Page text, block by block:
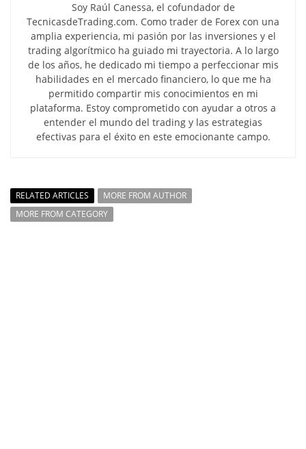
Soy Raúl Canessa, el cofundador de
TecnicasdeTrading.com. Como trader de Forex con una
amplia experiencia, mi pasión por las inversiones y el
trading algorítmico ha guiado mi trayectoria. A lo largo
de los años, he dedicado mi tiempo a perfeccionar mis
habilidades en el mercado financiero, lo que me ha
permitido compartir mis conocimientos en mi
plataforma. Estoy comprometido con ayudar a otros a
entender el mundo del trading y las estrategias
efectivas para el éxito en este emocionante campo.
RELATED ARTICLES
MORE FROM AUTHOR
MORE FROM CATEGORY